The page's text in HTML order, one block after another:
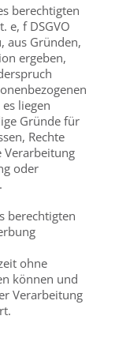
berechtigten
e, f DSGVO
aus Gründen,
ergeben,
liegen
Gründe für
Rechte
Verarbeitung
oder
berechtigten
ohne
können und
Verarbeitung